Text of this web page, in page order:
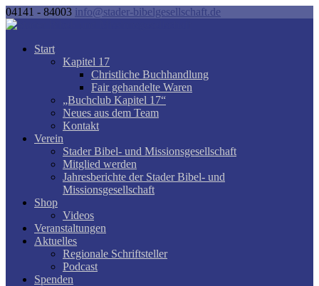
04141 - 84003 info@stader-bibelgesellschaft.de
Start
Kapitel 17
Christliche Buchhandlung
Fair gehandelte Waren
„Buchclub Kapitel 17“
Neues aus dem Team
Kontakt
Verein
Stader Bibel- und Missionsgesellschaft
Mitglied werden
Jahresberichte der Stader Bibel- und
Missionsgesellschaft
Shop
Videos
Veranstaltungen
Aktuelles
Regionale Schriftsteller
Podcast
Spenden